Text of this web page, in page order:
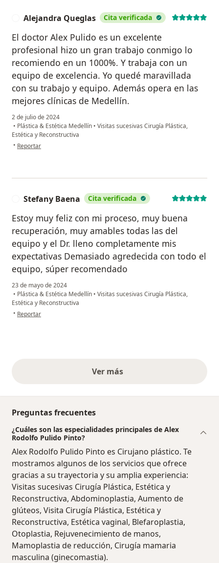
Alejandra Queglas Cita verificada
El doctor Alex Pulido es un excelente
profesional hizo un gran trabajo conmigo lo
recomiendo en un 1000%. Y trabaja con un
equipo de excelencia. Yo quedé maravillada
con su trabajo y equipo. Además opera en las
mejores clínicas de Medellín.
2 de julio de 2024
• Plástica & Estética Medellín • Visitas sucesivas Cirugía Plástica,
Estética y Reconstructiva
• en opinión del usuario Alejandra Queglas
Reportar
Stefany Baena Cita verificada
Estoy muy feliz con mi proceso, muy buena
recuperación, muy amables todas las del
equipo y el Dr. lleno completamente mis
expectativas Demasiado agredecida con todo el
equipo, súper recomendado
23 de mayo de 2024
• Plástica & Estética Medellín • Visitas sucesivas Cirugía Plástica,
Estética y Reconstructiva
• en opinión del usuario Stefany Baena
Reportar
Ver másopiniones anteriores
Preguntas frecuentes
¿Cuáles son las especialidades principales de Alex
Rodolfo Pulido Pinto?
Alex Rodolfo Pulido Pinto es Cirujano plástico. Te
mostramos algunos de los servicios que ofrece
gracias a su trayectoria y su amplia experiencia:
Visitas sucesivas Cirugía Plástica, Estética y
Reconstructiva, Abdominoplastia, Aumento de
glúteos, Visita Cirugía Plástica, Estética y
Reconstructiva, Estética vaginal, Blefaroplastia,
Otoplastia, Rejuvenecimiento de manos,
Mamoplastia de reducción, Cirugía mamaria
masculina (ginecomastia).